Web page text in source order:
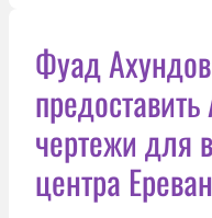
Фуад
чертежи для
центра